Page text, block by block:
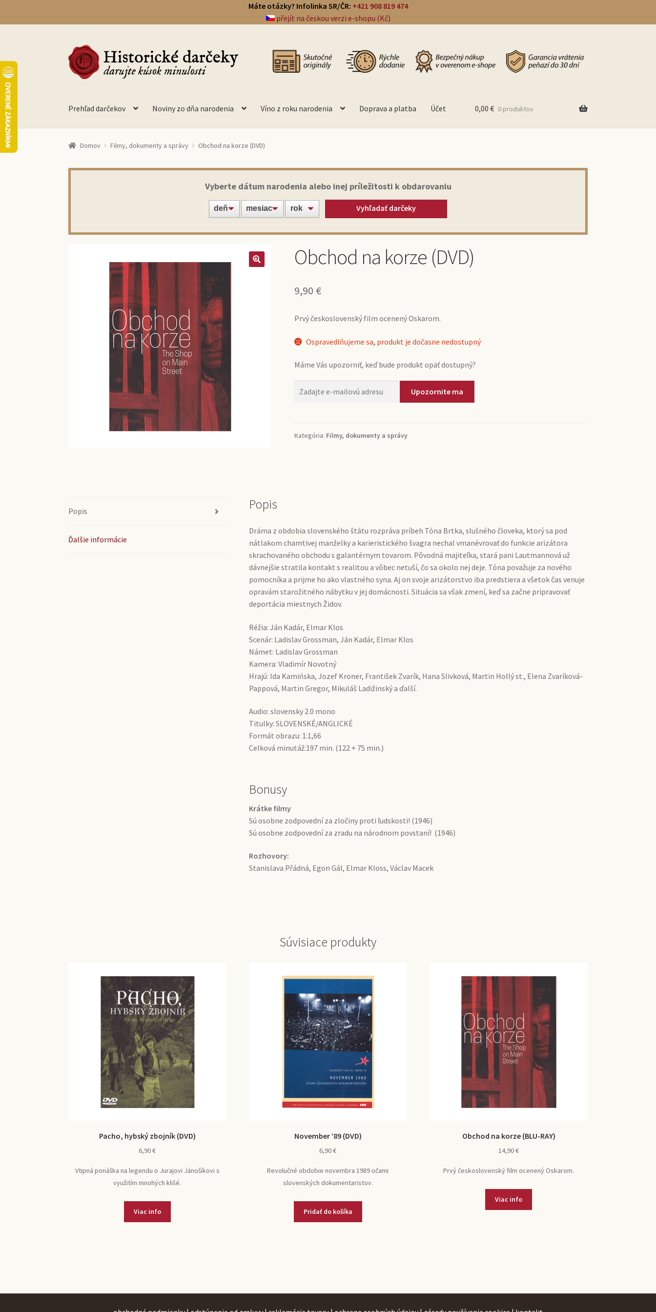
Máte otázky? Infolinka SR/ČR: +421 908 819 474
přejít na českou verzi e-shopu (Kč)
Preskočiť
na
navigáciu
Preskočiť
na
obsah
Prehľad darčekov Noviny zo dňa narodenia Víno z roku narodenia Doprava a platba Účet 0,00 € 0 produktov
Domov Filmy, dokumenty a správy Obchod na korze (DVD)
Vyberte dátum narodenia alebo inej príležitosti k obdarovaniu
Vyhľadať darčeky
Obchod na korze (DVD)
9,90 €
Prvý československý film ocenený Oskarom.
Ospravedlňujeme sa, produkt je dočasne nedostupný
Máme Vás upozorniť, keď bude produkt opäť dostupný?
Upozornite ma
Kategória: Filmy, dokumenty a správy
Popis
Ďalšie informácie
Popis
Dráma z obdobia slovenského štátu rozpráva príbeh Tóna Brtka, slušného človeka, ktorý sa pod
nátlakom chamtivej manželky a karieristického švagra nechal vmanévrovať do funkcie arizátora
skrachovaného obchodu s galantérnym tovarom. Pôvodná majiteľka, stará pani Lautmannová už
dávnejšie stratila kontakt s realitou a vôbec netuší, čo sa okolo nej deje. Tóna považuje za nového
pomocníka a prijme ho ako vlastného syna. Aj on svoje arizátorstvo iba predstiera a všetok čas venuje
opravám starožitného nábytku v jej domácnosti. Situácia sa však zmení, keď sa začne pripravovať
deportácia miestnych Židov.
Réžia: Ján Kadár, Elmar Klos
Scenár: Ladislav Grossman, Ján Kadár, Elmar Klos
Námet: Ladislav Grossman
Kamera: Vladimír Novotný
Hrajú: Ida Kamińska, Jozef Kroner, František Zvarík, Hana Slivková, Martin Hollý st., Elena Zvaríková-
Pappová, Martin Gregor, Mikuláš Ladižinský a ďalší.
Audio: slovensky 2.0 mono
Titulky: SLOVENSKÉ/ANGLICKÉ
Formát obrazu: 1:1,66
Celková minutáž:197 min. (122 + 75 min.)
Bonusy
Krátke filmy
Sú osobne zodpovední za zločiny proti ľudskosti! (1946)
Sú osobne zodpovední za zradu na národnom povstaní! (1946)
Rozhovory:
Stanislava Přádná, Egon Gál, Elmar Kloss, Václav Macek
Súvisiace produkty
Pacho, hybský zbojník (DVD)
6,90€
Vtipná ponáška na legendu o Jurajovi Jánošíkovi s
využitím mnohých klišé.
Viac info
November ’89 (DVD)
6,90€
Revolučné obdobie novembra 1989 očami
slovenských dokumentaristov.
Pridať do košíka
Obchod na korze (BLU-RAY)
14,90€
Prvý československý film ocenený Oskarom.
Viac info